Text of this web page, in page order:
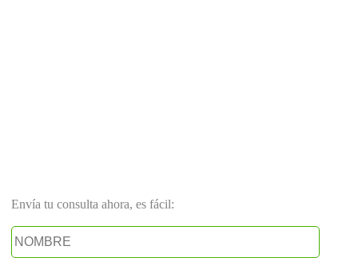
Envía tu consulta ahora, es fácil: